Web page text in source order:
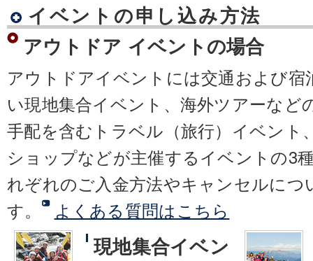
イベントの申し込み方法
アウトドア イベントの場合
アウトドアイベントには交通および宿
い現地集合イベント、海外ツアーなど
手配を含むトラベル（旅行）イベント
ショップなどが主催するイベントの3
れぞれのご入金方法やキャンセルにつ
す。
よくある質問はこちら
現地集合イベン